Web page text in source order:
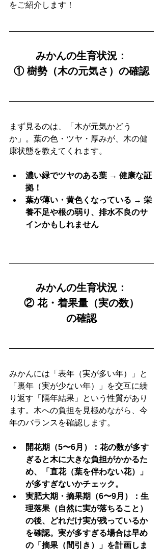
をご紹介します！
みかんの生育状況：
① 樹勢（木の元気さ）の確認
まず見るのは、「木が元気かどう
か」。葉の色・ツヤ・厚みが、木の健
康状態を教えてくれます。
濃い緑でツヤのある葉 → 健康な証
拠！
葉が薄い・黄色くなっている → 栄
養不足や根の弱り、排水不良のサ
インかもしれません
みかんの生育状況：
② 花・着果量（実の数）
の確認
みかんには「表年（実が多い年）」と
「裏年（実が少ない年）」を交互に繰
り返す「隔年結果」という性質があり
ます。木への負担を見極めながら、今
年のバランスを確認します。
開花期（5〜6月）：花の数が多す
ぎると木に大きな負担がかかるた
め、「直花（葉を伴わない花）」
が多すぎないかチェック。
実肥大期・摘果期（6〜9月）：生
理落果（自然に実が落ちること）
の後、どれだけ実が残っているか
を確認。実が多すぎる場合は早め
の「摘果（間引き）」を計画しま